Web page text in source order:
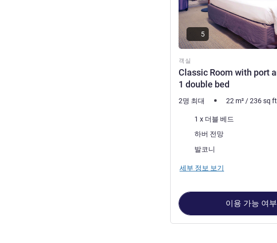
객실
Classic Room with port
1 double bed
5
2명 최대 22 m² /236sq ft
1 x 더블 베드
하버 전망
가장 많은 숙소:
발코니
세부 정보 보기
이용 가능 여